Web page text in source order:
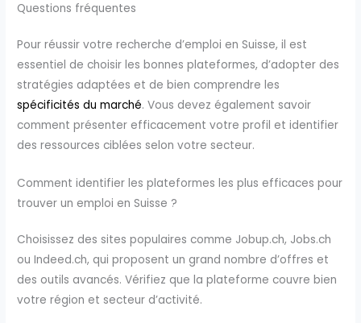
Questions fréquentes
Pour réussir votre recherche d’emploi en Suisse, il est
essentiel de choisir les bonnes plateformes, d’adopter des
stratégies adaptées et de bien comprendre les
spécificités du marché. Vous devez également savoir
comment présenter efficacement votre profil et identifier
des ressources ciblées selon votre secteur.
Comment identifier les plateformes les plus efficaces pour
trouver un emploi en Suisse ?
Choisissez des sites populaires comme Jobup.ch, Jobs.ch
ou Indeed.ch, qui proposent un grand nombre d’offres et
des outils avancés. Vérifiez que la plateforme couvre bien
votre région et secteur d’activité.